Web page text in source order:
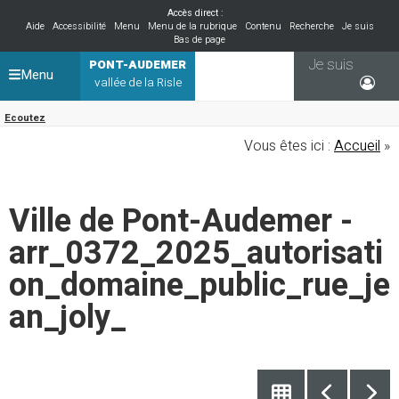
Accès direct :
Aide
Accessibilité Menu Menu de la rubrique Contenu Recherche
Je suis
Bas de page
PONT-AUDEMER
vallée de la Risle
Ecoutez
Je suis
Menu
Vous êtes ici : Accueil »
Ville de Pont-Audemer -
arr_0372_2025_autorisati
on_domaine_public_rue_je
an_joly_